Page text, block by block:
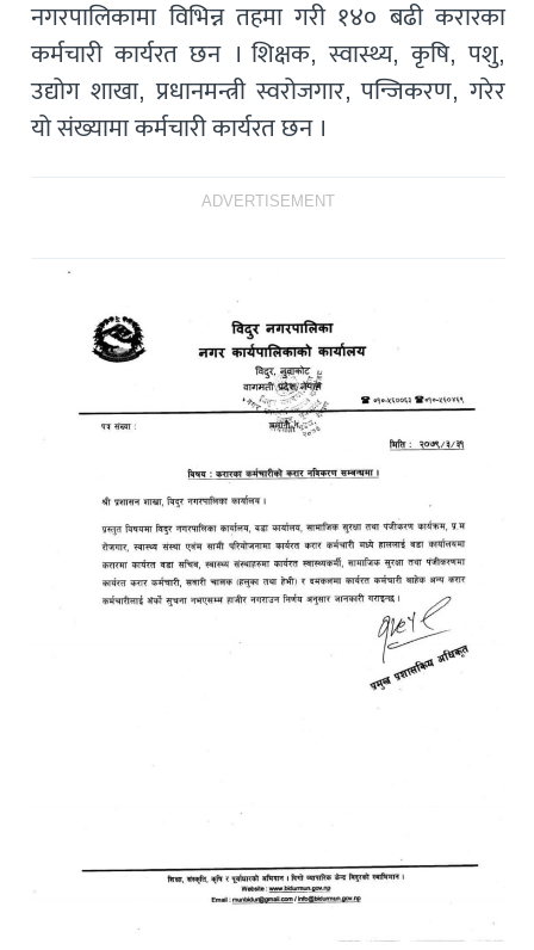
नगरपालिकामा विभिन्न तहमा गरी १४० बढी करारका
कर्मचारी कार्यरत छन । शिक्षक, स्वास्थ्य, कृषि, पशु,
उद्योग शाखा, प्रधानमन्त्री स्वरोजगार, पन्जिकरण, गरेर
यो संख्यामा कर्मचारी कार्यरत छन ।
ADVERTISEMENT